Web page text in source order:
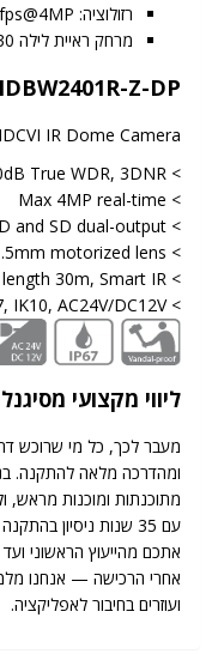
רזולוציה: 30/60fps@720P, 30fps@1080P, 25fps@4MP
מרחק ראיית לילה 30 מ'
Z-DP
IR Dome Camera
> 120dB True WDR, 3DNR
> Max 4MP real-time
> HD and SD dual-output
> 2.7-13.5mm motorized lens
> Max. IR length 30m, Smart IR
> IP67, IK10, AC24V/DC12V
ליווי מקצועי
מעבר לכך, כל מי שרוכש
ומהדרכה מלאה להתקנה.
מתוכנתות ומוכנות מראש,
עם 35 שנות ניסיון
אתכם מהייעוץ הראשוני
אחרי הרכישה — אנחנו
ועוזרים בחיבור לאפליקציה.